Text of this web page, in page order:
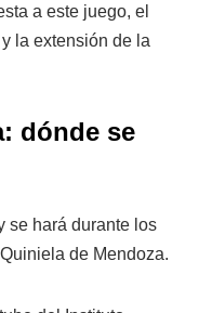
a este juego, el
la extensión de la
dónde se
se hará durante los
de Mendoza.